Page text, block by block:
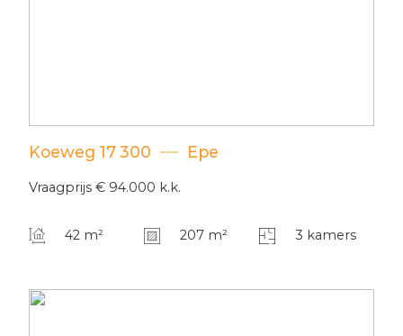
Koeweg 17300 Epe
Vraagprijs € 94.000 k.k.
42 m² 207 m² 3 kamers